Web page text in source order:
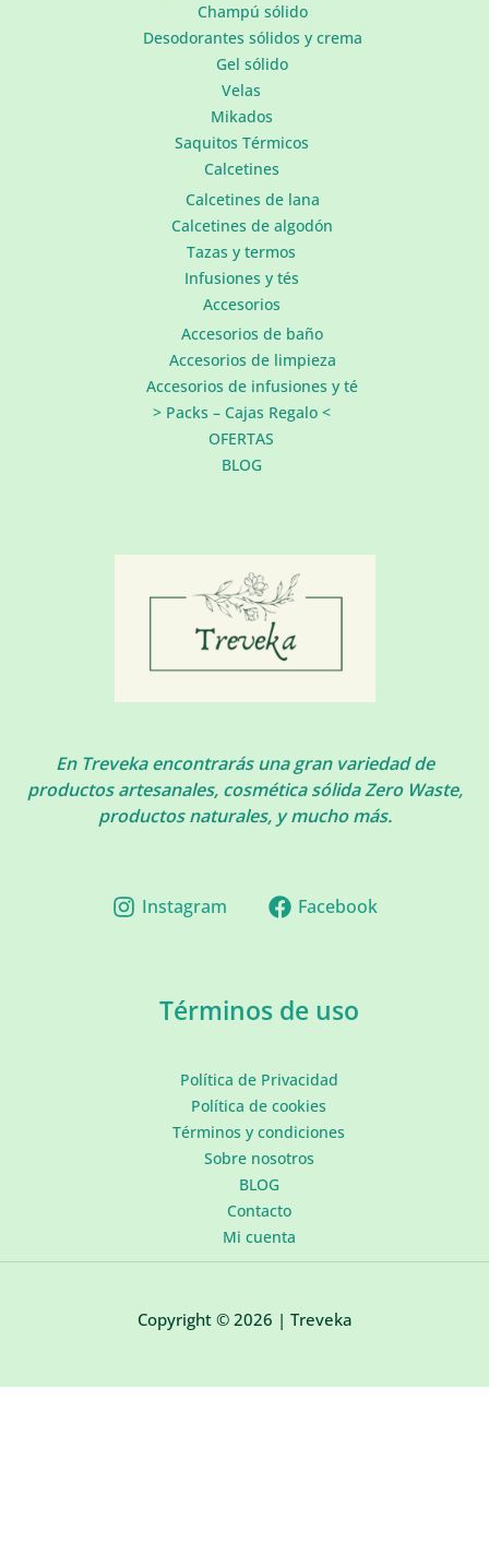
Champú sólido
Desodorantes sólidos y crema
Gel sólido
Velas
Mikados
Saquitos Térmicos
Calcetines
Calcetines de lana
Calcetines de algodón
Tazas y termos
Infusiones y tés
Accesorios
Accesorios de baño
Accesorios de limpieza
Accesorios de infusiones y té
> Packs – Cajas Regalo <
OFERTAS
BLOG
En Treveka encontrarás una gran variedad de
productos artesanales, cosmética sólida Zero Waste,
productos naturales, y mucho más.
Instagram Facebook
Términos de uso
Política de Privacidad
Política de cookies
Términos y condiciones
Sobre nosotros
BLOG
Contacto
Mi cuenta
Copyright © 2026 | Treveka